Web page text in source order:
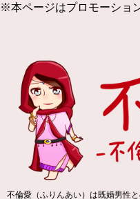
※本ページはプロモーショ
不倫愛（ふりんあい）は既婚男性